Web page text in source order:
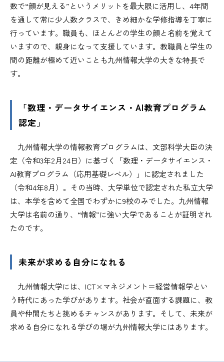
数で“顔が見える”というメリットを最大限に活用し、4年間
を通して常に少人数クラスで、きめ細かな学修指導を丁寧に
行っています。職員も、ほとんどの学生の顔と名前を覚えて
いますので、親身になって支援しています。教職員と学生の
間の距離が極めて近いことも九州情報大学の大きな特長で
す。
「数理・データサイエンス・AI教育プログラム
認定」
九州情報大学の情報教育プログラムは、文部科学大臣の決
定（令和3年2月24日）に基づく「数理・データサイエンス・
AI教育プログラム（応用基礎レベル）」に認定されました
（令和4年8月）。その当時、大学単位で認定された私立大学
は、本学を含めて全国でわずかに9校のみでした。九州情報
大学は名前の通り、“情報”に強い大学であることが証明され
たのです。
未来が求める自分になれる
九州情報大学には、ICT×マネジメント＝経営情報学とい
う時代にあった学びがあります。社会が直面する課題に、教
員や仲間たちと挑めるチャンスがあります。そして、未来が
求める自分になれる学びの場が九州情報大学にはあります。